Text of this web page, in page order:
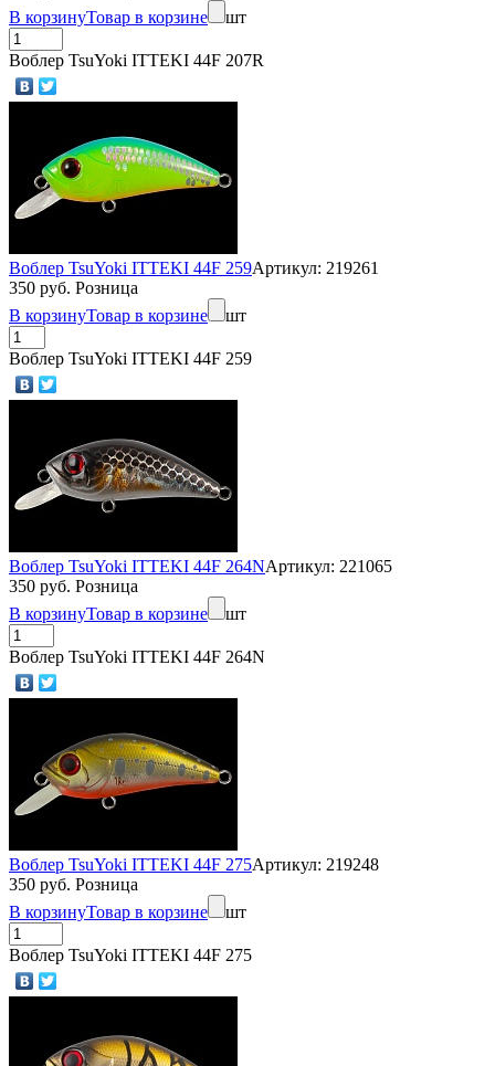
В корзинуТовар в корзине шт
Воблер TsuYoki ITTEKI 44F 207R
Воблер TsuYoki ITTEKI 44F 259Артикул: 219261
350 руб. Розница
В корзинуТовар в корзине шт
Воблер TsuYoki ITTEKI 44F 259
Воблер TsuYoki ITTEKI 44F 264NАртикул: 221065
350 руб. Розница
В корзинуТовар в корзине шт
Воблер TsuYoki ITTEKI 44F 264N
Воблер TsuYoki ITTEKI 44F 275Артикул: 219248
350 руб. Розница
В корзинуТовар в корзине шт
Воблер TsuYoki ITTEKI 44F 275